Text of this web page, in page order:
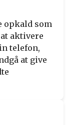
opkald som
at aktivere
telefon,
at give